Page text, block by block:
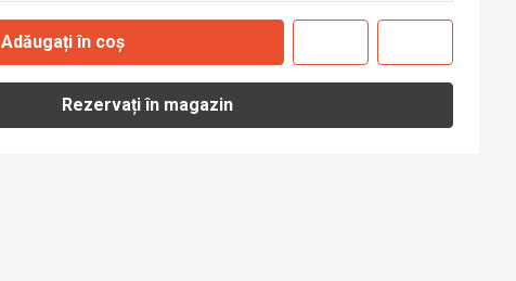
Adăugați în coș
Rezervați în magazin